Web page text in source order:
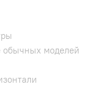
обычных моделей